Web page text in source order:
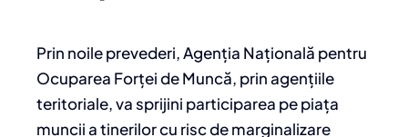
Prin noile prevederi, Agenția Națională pentru
Ocuparea Forței de Muncă, prin agențiile
teritoriale, va sprijini participarea pe piața
muncii a tinerilor cu risc de marginalizare